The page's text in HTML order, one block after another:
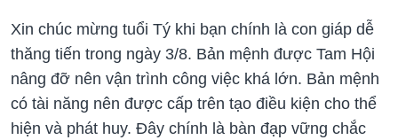
Xin chúc mừng tuổi Tý khi bạn chính là con giáp dễ
thăng tiến trong ngày 3/8. Bản mệnh được Tam Hội
nâng đỡ nên vận trình công việc khá lớn. Bản mệnh
có tài năng nên được cấp trên tạo điều kiện cho thể
hiện và phát huy. Đây chính là bàn đạp vững chắc